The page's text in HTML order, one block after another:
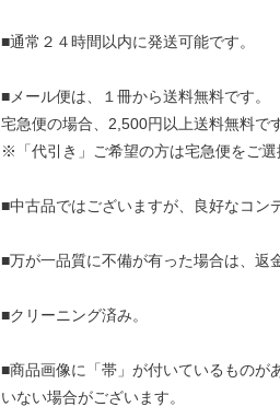
■通常２４時間以内に発送可能です。
■メール便は、１冊から送料無料です。
宅急便の場合、2,500円以上送料無料です
※「代引き」ご希望の方は宅急便をご選
■中古品ではございますが、良好なコン
■万が一品質に不備が有った場合は、返
■クリーニング済み。
■商品画像に「帯」が付いているものが
いない場合がございます。